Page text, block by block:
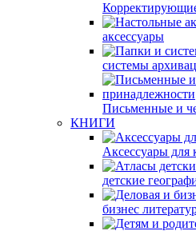
аксессуары
системы
Письменные и
КНИГИ
Аксессуары для
детские
бизнес